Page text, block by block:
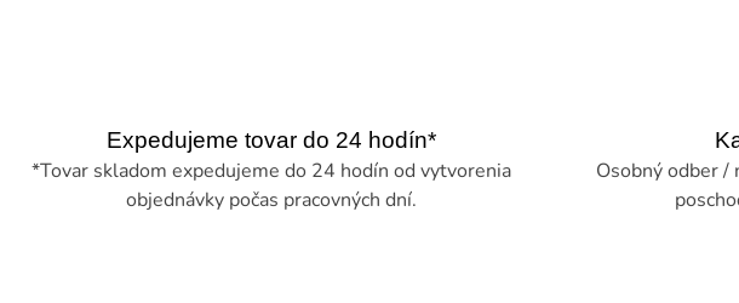
Expedujeme tovar do 24 hodín*
*Tovar skladom expedujeme do 24 hodín od vytvorenia
objednávky počas pracovných dní.
Osobný odber /